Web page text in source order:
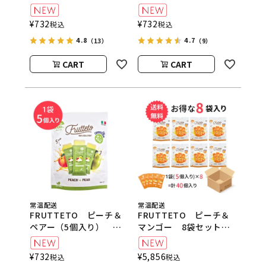
FRUTTETO（フルッテ
ート）
¥732税込
4.8 （13）
CART
り） FRUTTETO（フ
ルッテート）
¥732税込
4.7 （9）
CART
常温配送
FRUTTETO ピーチ＆
ペアー（5個入り）
FRUTTETO（フルッテ
ート）
¥732税込
常温配送
FRUTTETO ピーチ＆
マンゴー 8袋セット
FRUTTETO（フルッテ
ート）
¥5,856税込